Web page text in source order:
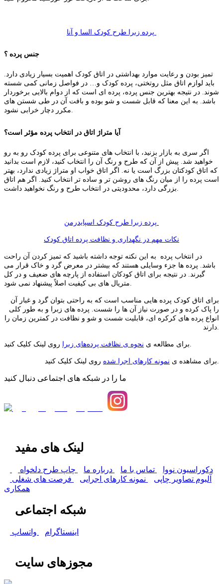
جنس پرده ؟
تمیز بودن و رعایت موارد بهداشتی در اتاق کودک اهمیت بسیار زیادی دارد.
باید لوازم اتاق مثل روتختی، پرده کودک و… در فواصل زمانی کمی شسته
شوند. در نتیجه بهترین جنس پرده، پرده ای است که از دوام بالایی برخوردار
باشد. به این معنا که قابل شست و شو بوده و بافت آن در طی شستن های
مکرر دچار خرابی نشود.
آیا متراژ اتاق در انتخاب پرده مؤثر است؟
اگر سری به بازار بزنید، با انتخاب های متنوعی برای پرده کودک رو به رو
خواهید شد. پیش از آن که طرح و رنگ آن را انتخاب کنید، لازم است بدانید
که اتاق کودکتان بزرگ است یا نه. اگر اتاق خواب او متراژ زیادی ندارد، بهتر
است پرده را از میان رنگ های روشن تر و ساده تر انتخاب کنید. اگر هم اتاق
بزرگی دارد، محدودیتی در انتخاب طرح و رنگ نخواهید داشت.
نکات مهم در نگهداری و نظافت پرده اتاق کودک
در انتخاب پرده به این نکته توجه داشته باشید که تمیز کردن آن راحت
باشد. پرده ها جزء وسایلی هستند که بیشتر در معرض گرد و خاک قرار می
گیرند. در نتیجه برای اتاق کودکان استفاده از پارچه های ضعیف و در کل
متریال های بی کیفیت اصلاً پیشنهاد نمی شود.
را پاک کرده و در صورت نیاز آن ها را شست. پرده های زبرا و به طور کلی
انواع پرده های کرکره ای، قابلیت شست و شو و نظافت در کمترین زمان را
دارند.
برای مطالعه ی نحوه ی نظافت پرده‌های زبرا روی لینک کلیک کنید.
برای مشاهده ی نمونه کارهای اجرا شده روی لینک کلیک کنید.
ما را در شبکه های اجتماعی دنبال کنید
لینک های مفید
دکوراسیون نووا تماس با ما درباره ما
چاپ طرح دلخواه
آلبوم تصاویر چاپی
نمونه کارهای اجرایی
فرصت های شغلی
همکاری
شبکه اجتماعی
اینستاگرام واتساپ
مجوزهای سایت